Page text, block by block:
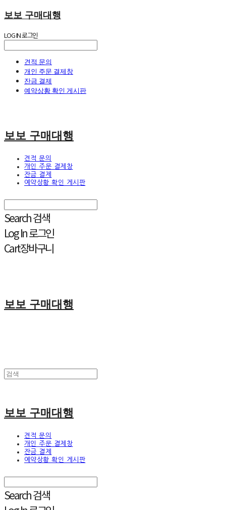
보보 구매대행
LOG IN로그인
견적 문의
개인 주문 결제창
잔금 결제
예약상황 확인 게시판
보보 구매대행
견적 문의
개인 주문 결제창
잔금 결제
예약상황 확인 게시판
Search검색
Log In로그인
Cart장바구니
보보 구매대행
보보 구매대행
견적 문의
개인 주문 결제창
잔금 결제
예약상황 확인 게시판
Search검색